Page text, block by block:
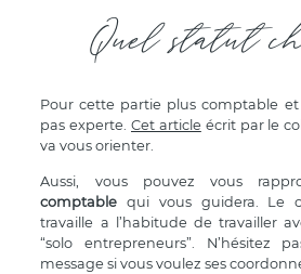
Quel statut
Pour cette partie plus comptable
pas experte. Cet article écrit par le
va vous orienter.
Aussi, vous pouvez vous
comptable qui vous guidera. Le
travaille a l’habitude de travailler
“solo entrepreneurs”. N’hésitez
message si vous voulez ses